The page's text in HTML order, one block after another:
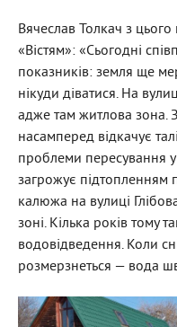
Вячеслав Толкач з
«Вістям»: «Сьогодні
показників: земля ще
нікуди діватися. На
адже там житлова зона.
насамперед відкачує
проблеми пересування
загрожує підтопленням
калюжа на вулиці
зоні. Кілька років тому
водовідведення. Коли
розмерзнеться — вода